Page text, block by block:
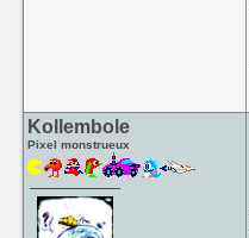
Kollembole
Pixel monstrueux